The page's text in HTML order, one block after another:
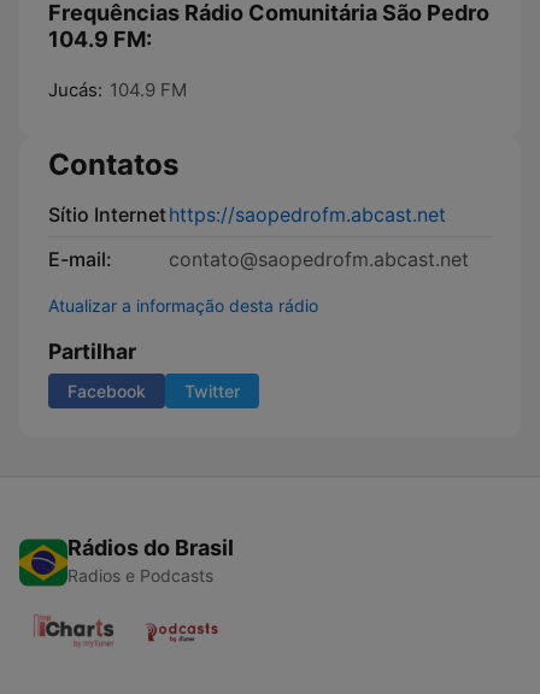
Frequências Rádio Comunitária São Pedro
104.9 FM:
Jucás: 104.9 FM
Contatos
Sítio Internethttps://saopedrofm.abcast.net
E-mail:
contato@saopedrofm.abcast.net
Atualizar a informação desta rádio
Partilhar
Facebook Twitter
Rádios do Brasil
Radios e Podcasts